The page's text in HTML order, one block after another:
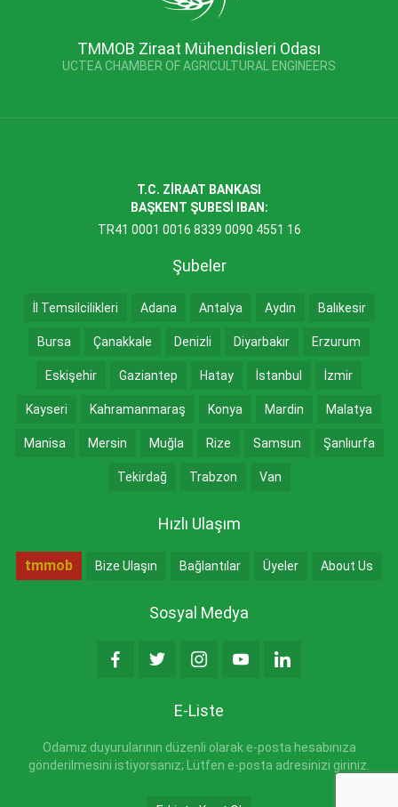
TMMOB Ziraat Mühendisleri Odası
UCTEA CHAMBER OF AGRICULTURAL ENGINEERS
T.C. ZİRAAT BANKASI
BAŞKENT ŞUBESİ IBAN:
TR41 0001 0016 8339 0090 4551 16
Şubeler
İl Temsilcilikleri Adana Antalya Aydın Balıkesir
Bursa Çanakkale Denizli Diyarbakır Erzurum
Eskişehir Gaziantep Hatay İstanbul İzmir
Kayseri Kahramanmaraş Konya Mardin Malatya
Manisa Mersin Muğla Rize Samsun Şanlıurfa
Tekirdağ Trabzon Van
Hızlı Ulaşım
tmmob Bize Ulaşın Bağlantılar Üyeler About Us
Sosyal Medya
E-Liste
Odamız duyurularının düzenli olarak e-posta hesabınıza
gönderilmesini istiyorsanız; Lütfen e-posta adresinizi giriniz.